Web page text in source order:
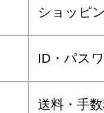
ショッピ
ID・パス
送料・手